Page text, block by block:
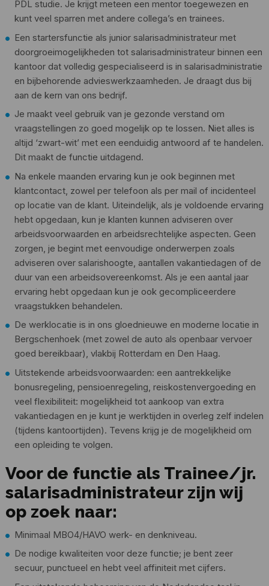
PDL studie. Je krijgt meteen een mentor toegewezen en
kunt veel sparren met andere collega’s en trainees.
Een startersfunctie als junior salarisadministrateur met
doorgroeimogelijkheden tot salarisadministrateur binnen een
kantoor dat volledig gespecialiseerd is in salarisadministratie
en bijbehorende advieswerkzaamheden. Je draagt dus bij
aan de kern van ons bedrijf.
Je maakt veel gebruik van je gezonde verstand om
vraagstellingen zo goed mogelijk op te lossen. Niet alles is
altijd ‘zwart-wit’ met een eenduidig antwoord af te handelen.
Dit maakt de functie uitdagend.
Na enkele maanden ervaring kun je ook beginnen met
klantcontact, zowel per telefoon als per mail of incidenteel
op locatie van de klant. Uiteindelijk, als je voldoende ervaring
hebt opgedaan, kun je klanten kunnen adviseren over
arbeidsvoorwaarden en arbeidsrechtelijke aspecten. Geen
zorgen, je begint met eenvoudige onderwerpen zoals
adviseren over salarishoogte, aantallen vakantiedagen of de
duur van een arbeidsovereenkomst. Als je een aantal jaar
ervaring hebt opgedaan kun je ook gecompliceerdere
vraagstukken behandelen.
De werklocatie is in ons gloednieuwe en moderne locatie in
Bergschenhoek (met zowel de auto als openbaar vervoer
goed bereikbaar), vlakbij Rotterdam en Den Haag.
Uitstekende arbeidsvoorwaarden: een aantrekkelijke
bonusregeling, pensioenregeling, reiskostenvergoeding en
veel flexibiliteit: mogelijkheid tot aankoop van extra
vakantiedagen en je kunt je werktijden in overleg zelf indelen
(tijdens kantoortijden). Tevens krijg je de mogelijkheid om
een opleiding te volgen.
Voor de functie als Trainee/jr.
salarisadministrateur zijn wij
op zoek naar:
Minimaal MBO4/HAVO werk- en denkniveau.
De nodige kwaliteiten voor deze functie; je bent zeer
secuur, punctueel en hebt veel affiniteit met cijfers.